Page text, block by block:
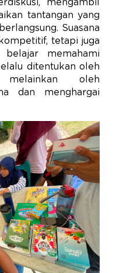
mengambil
tantangan yang
Suasana
tetapi juga
memahami
ditentukan oleh
melainkan oleh
dan menghargai